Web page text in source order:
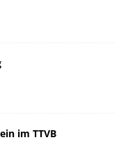
im TTVB